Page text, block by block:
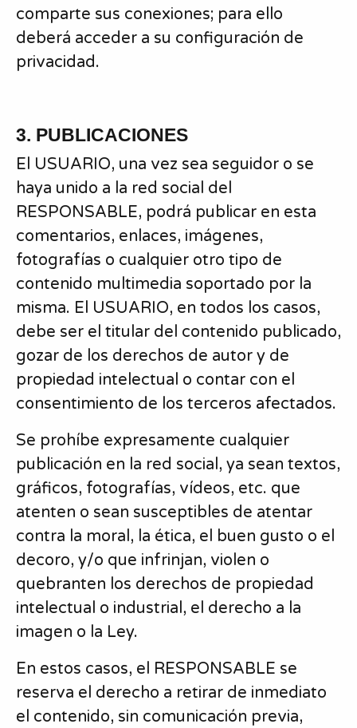
comparte sus conexiones; para ello
deberá acceder a su configuración de
privacidad.
3. PUBLICACIONES
El USUARIO, una vez sea seguidor o se
haya unido a la red social del
RESPONSABLE, podrá publicar en esta
comentarios, enlaces, imágenes,
fotografías o cualquier otro tipo de
contenido multimedia soportado por la
misma. El USUARIO, en todos los casos,
debe ser el titular del contenido publicado,
gozar de los derechos de autor y de
propiedad intelectual o contar con el
consentimiento de los terceros afectados.
Se prohíbe expresamente cualquier
publicación en la red social, ya sean textos,
gráficos, fotografías, vídeos, etc. que
atenten o sean susceptibles de atentar
contra la moral, la ética, el buen gusto o el
decoro, y/o que infrinjan, violen o
quebranten los derechos de propiedad
intelectual o industrial, el derecho a la
imagen o la Ley.
En estos casos, el RESPONSABLE se
reserva el derecho a retirar de inmediato
el contenido, sin comunicación previa,